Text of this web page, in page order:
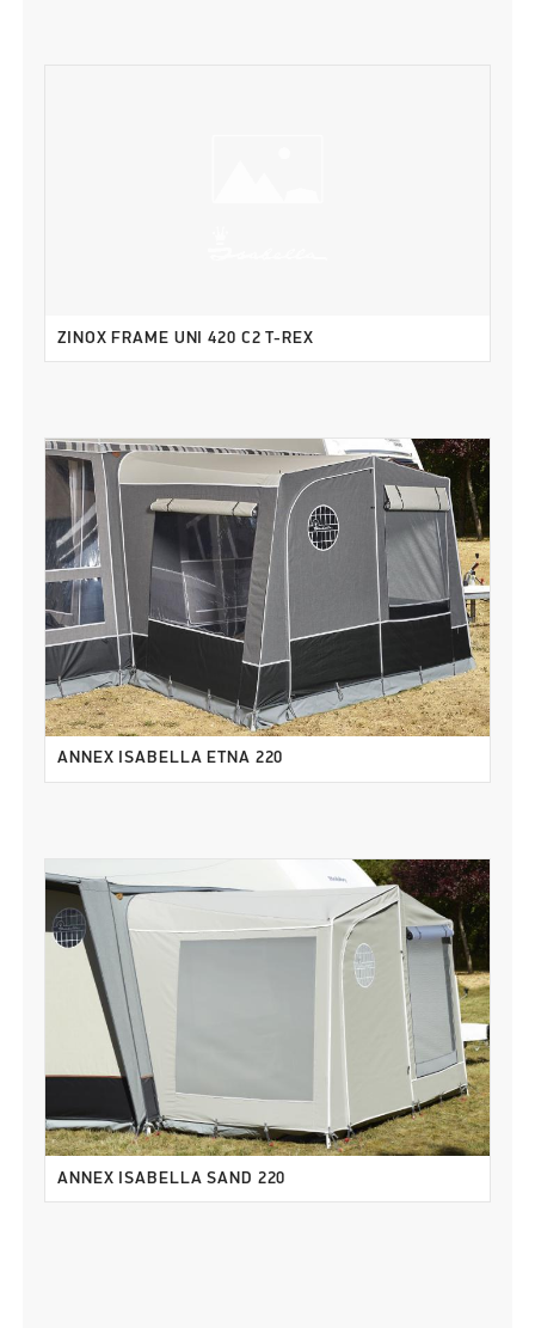
ZINOX FRAME UNI 420 C2 T-REX
ANNEX ISABELLA ETNA 220
ANNEX ISABELLA SAND 220